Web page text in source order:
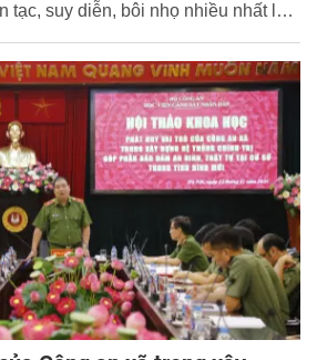
tạc, suy diễn, bôi nhọ nhiều nhất là
Việt Nam